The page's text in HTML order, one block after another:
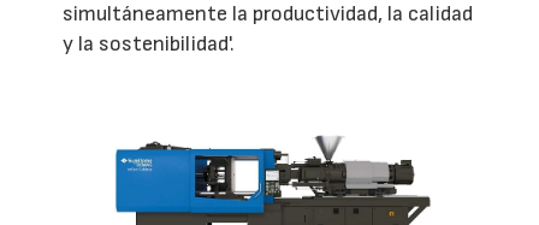
simultáneamente la productividad, la calidad
y la sostenibilidad'.